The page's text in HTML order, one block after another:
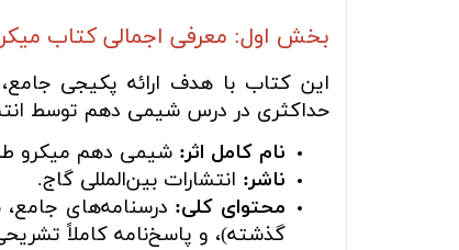
بخش اول: معرفی اجمالی کتاب
این کتاب با هدف ارائه پکیجی
حداکثری در درس شیمی دهم توسط
نام کامل اثر: شیمی دهم میکرو
ناشر: انتشارات بین‌المللی گاج.
محتوای کلی: درسنامه‌های
گذشته)، و پاسخ‌نامه کاملاً